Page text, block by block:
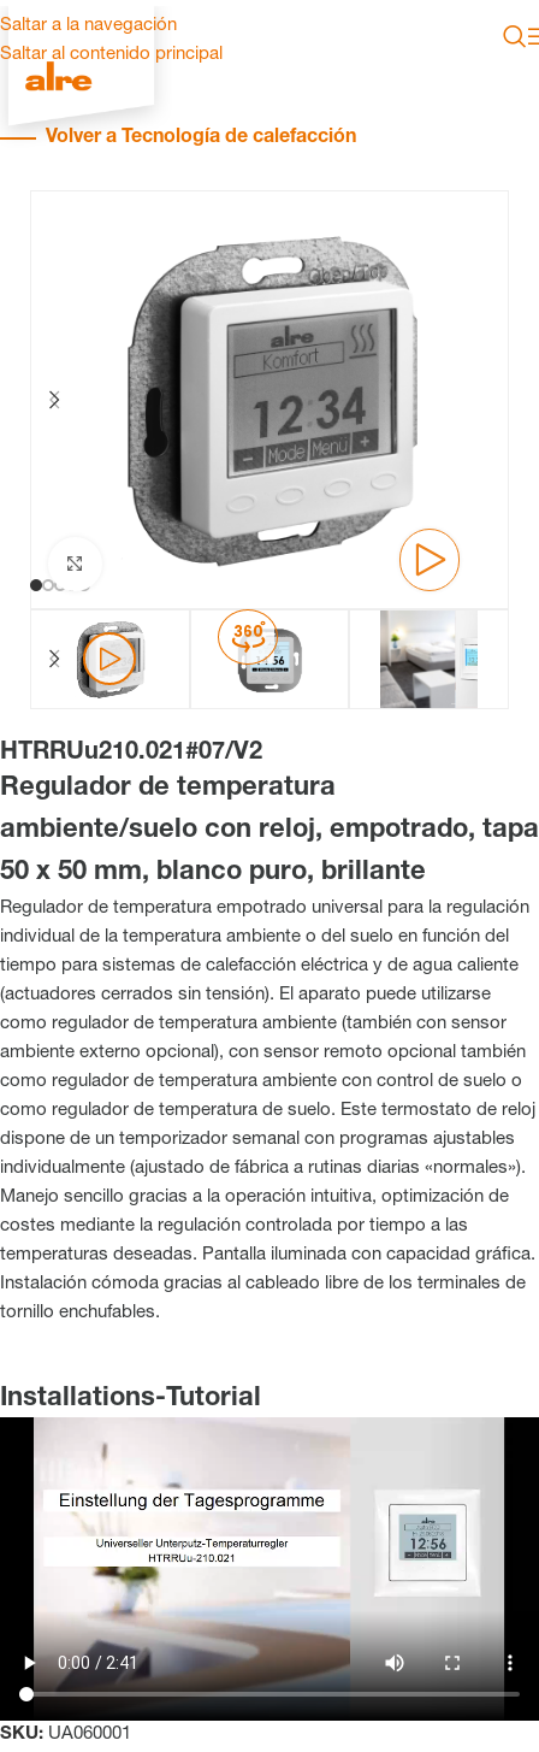
Saltar a la navegación
Saltar al contenido principal
Volver a Tecnología de calefacción
HTRRUu210.021#07/V2
Regulador de temperatura
ambiente/suelo con reloj, empotrado, tapa
50 x 50 mm, blanco puro, brillante
Regulador de temperatura empotrado universal para la regulación
individual de la temperatura ambiente o del suelo en función del
tiempo para sistemas de calefacción eléctrica y de agua caliente
(actuadores cerrados sin tensión). El aparato puede utilizarse
como regulador de temperatura ambiente (también con sensor
ambiente externo opcional), con sensor remoto opcional también
como regulador de temperatura ambiente con control de suelo o
como regulador de temperatura de suelo. Este termostato de reloj
dispone de un temporizador semanal con programas ajustables
individualmente (ajustado de fábrica a rutinas diarias «normales»).
Manejo sencillo gracias a la operación intuitiva, optimización de
costes mediante la regulación controlada por tiempo a las
temperaturas deseadas. Pantalla iluminada con capacidad gráfica.
Instalación cómoda gracias al cableado libre de los terminales de
tornillo enchufables.
Installations-Tutorial
SKU: UA060001
Haga clic para ampliar